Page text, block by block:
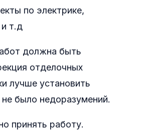
по электрике,
и т.д
должна быть
отделочных
лучше установить
не было недоразумений.
принять работу.